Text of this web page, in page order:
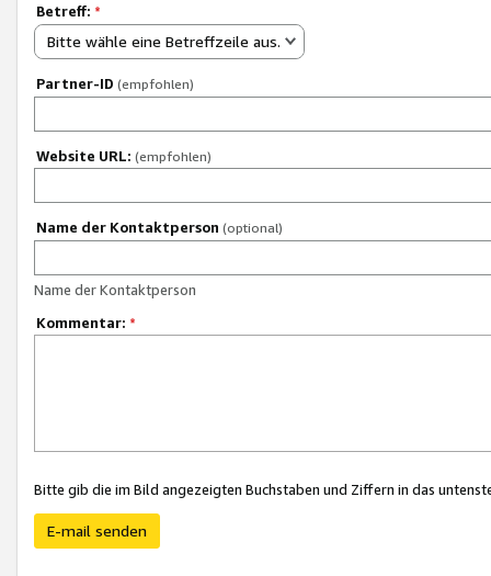
Betreff: *
Bitte wähle eine Betreffzeile aus.
Partner-ID (empfohlen)
Website URL: (empfohlen)
Name der Kontaktperson (optional)
Name der Kontaktperson
Kommentar: *
Bitte gib die im Bild angezeigten Buchstaben und Ziffern in das
E-mail senden